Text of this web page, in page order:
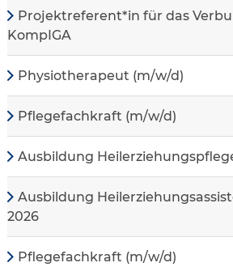
Projektreferent*in für das
KompIGA
Physiotherapeut (m/w/d)
Pflegefachkraft (m/w/d)
Ausbildung
Ausbildung
2026
Pflegefachkraft (m/w/d)